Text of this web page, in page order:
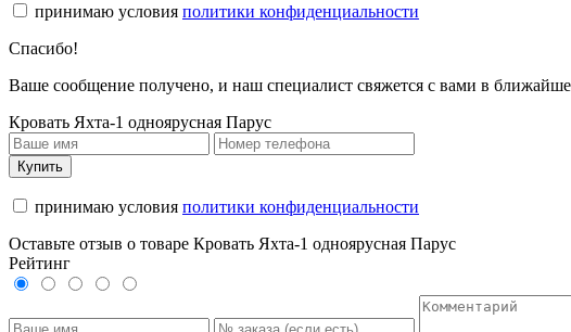
принимаю условия политики конфиденциальности
Спасибо!
Ваше сообщение получено, и наш специалист свяжется с вами в
Кровать Яхта-1 одноярусная Парус
Купить
принимаю условия политики конфиденциальности
Оставьте отзыв о товаре Кровать Яхта-1 одноярусная Парус
Рейтинг